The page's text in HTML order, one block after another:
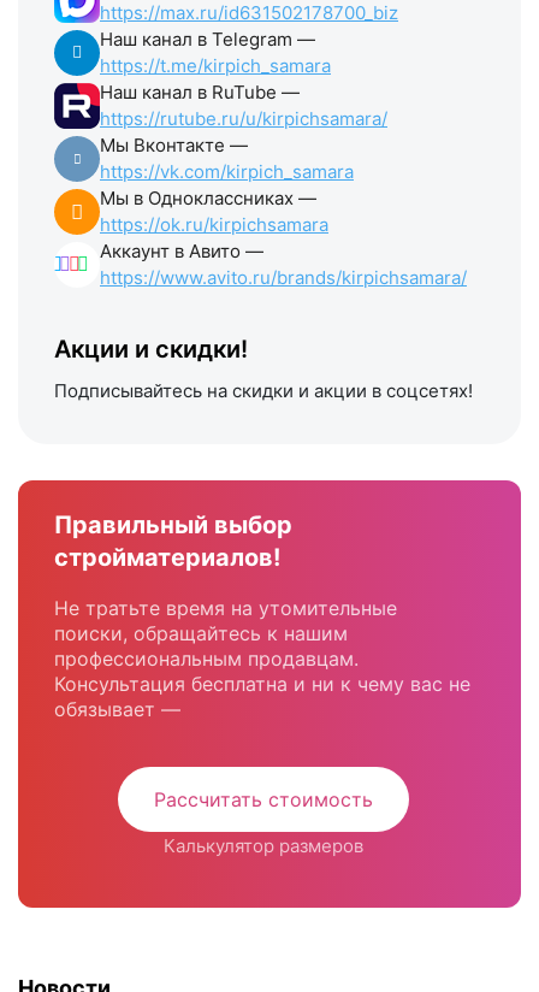
https://max.ru/id631502178700_biz
Наш канал в Telegram —
https://t.me/kirpich_samara
Наш канал в RuTube —
https://rutube.ru/u/kirpichsamara/
Мы Вконтакте —
https://vk.com/kirpich_samara
Мы в Одноклассниках —
https://ok.ru/kirpichsamara
Аккаунт в Авито —
https://www.avito.ru/brands/kirpichsamara/
Акции и скидки!
Подписывайтесь на скидки и акции в соцсетях!
Правильный выбор
стройматериалов!
Не тратьте время на утомительные
поиски, обращайтесь к нашим
профессиональным продавцам.
Консультация бесплатна и ни к чему вас не
обязывает —
Рассчитать стоимость
Калькулятор размеров